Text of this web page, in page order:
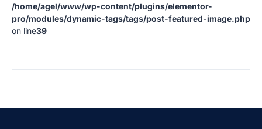
/home/agel/www/wp-content/plugins/elementor-
pro/modules/dynamic-tags/tags/post-featured-image.php
on line39